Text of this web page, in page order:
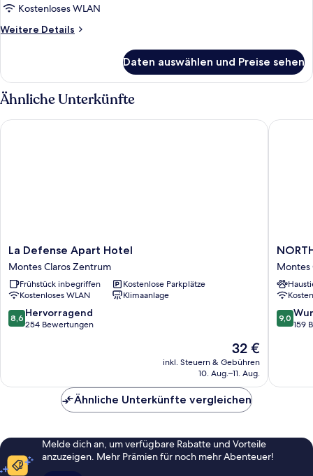
Kostenloses WLAN
Weitere Details
Weitere
Daten auswählen und Preise sehen
Ähnliche Unterkünfte
La
Defense
Apart
Hotel
Montes
Claros
Zentrum
La Defense Apart Hotel
Montes Claros Zentrum
Frühstück inbegriffen
Kostenlose Parkplätze
Kostenloses WLAN
Klimaanlage
8.6
von
8,6 Hervorragend
254 Bewertungen
Der
Preis
beträgt
32 €
inkl. Steuern & Gebühren
10. Aug.–11. Aug.
La Defense Apart Hotel
NORTH
HOTEIS
Montes
Claros
Montes
9.0
von
9,0
159
NORTH
Ähnliche Unterkünfte vergleichen
Melde dich an, um verfügbare Rabatte und Vorteile
anzuzeigen. Mehr Prämien für noch mehr Abenteuer!